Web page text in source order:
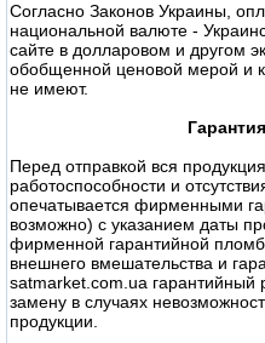
Согласно Законов Украины,
национальной валюте -
сайте в долларовом и другом
обобщенной ценовой мерой и
не имеют.
Перед отправкой вся
работоспособности и
опечатывается фирменными
возможно) с указанием даты
фирменной гарантийной
внешнего вмешательства и
satmarket.com.ua гарантийный
замену в случаях
продукции.